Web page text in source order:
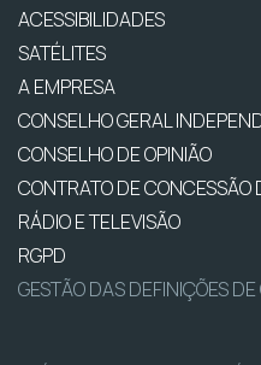
ACESSIBILIDADES
SATÉLITES
A EMPRESA
CONSELHO GERAL
CONSELHO DE OPINIÃO
CONTRATO DE CONCESSÃO
RÁDIO E TELEVISÃO
RGPD
GESTÃO DAS DEFINIÇÕES DE